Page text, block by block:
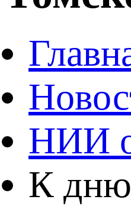
НИИ
К дню